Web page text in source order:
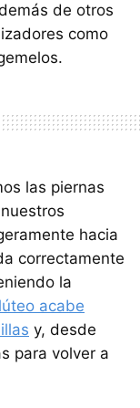
de otros
como
las piernas
hacia
correctamente
la
acabe
y, desde
para volver a